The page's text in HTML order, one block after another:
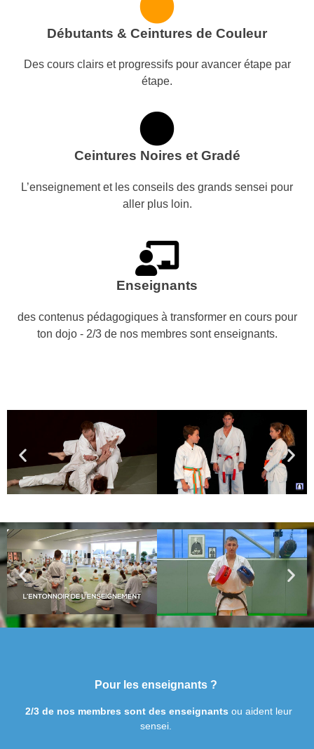
Débutants & Ceintures de Couleur
Des cours clairs et progressifs pour avancer étape par
étape.
Ceintures Noires et Gradé
L’enseignement et les conseils des grands sensei pour
aller plus loin.
Enseignants
des contenus pédagogiques à transformer en cours pour
ton dojo - 2/3 de nos membres sont enseignants.
Pour les enseignants ?
2/3 de nos membres sont des enseignants ou aident leur
sensei.